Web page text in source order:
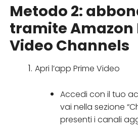
Metodo 2:
tramite Amazon
Video Channels
Apri l’app Prime Video
Accedi con il tuo
vai nella sezione
presenti i canali